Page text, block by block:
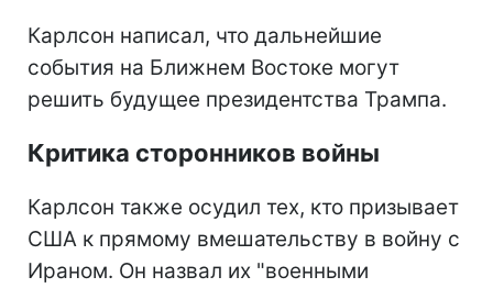
Карлсон написал, что дальнейшие
события на Ближнем Востоке могут
решить будущее президентства Трампа.
Критика сторонников войны
Карлсон также осудил тех, кто призывает
США к прямому вмешательству в войну с
Ираном. Он назвал их "военными